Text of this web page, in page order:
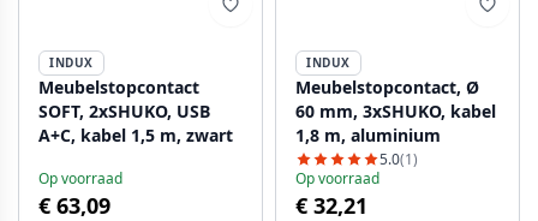
INDUX
Meubelstopcontact
SOFT, 2xSHUKO, USB
A+C, kabel 1,5 m, zwart
Op voorraad
€ 63,09
INDUX
Meubelstopcontact, Ø
60 mm, 3xSHUKO, kabel
1,8 m, aluminium
5.0(1)
Op voorraad
€ 32,21